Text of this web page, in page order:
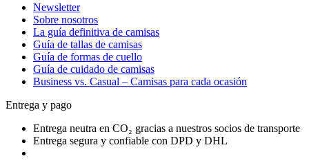
Newsletter
Sobre nosotros
La guía definitiva de camisas
Guía de tallas de camisas
Guía de formas de cuello
Guía de cuidado de camisas
Business vs. Casual – Camisas para cada ocasión
Entrega y pago
Entrega neutra en CO₂ gracias a nuestros socios de transporte
Entrega segura y confiable con DPD y DHL